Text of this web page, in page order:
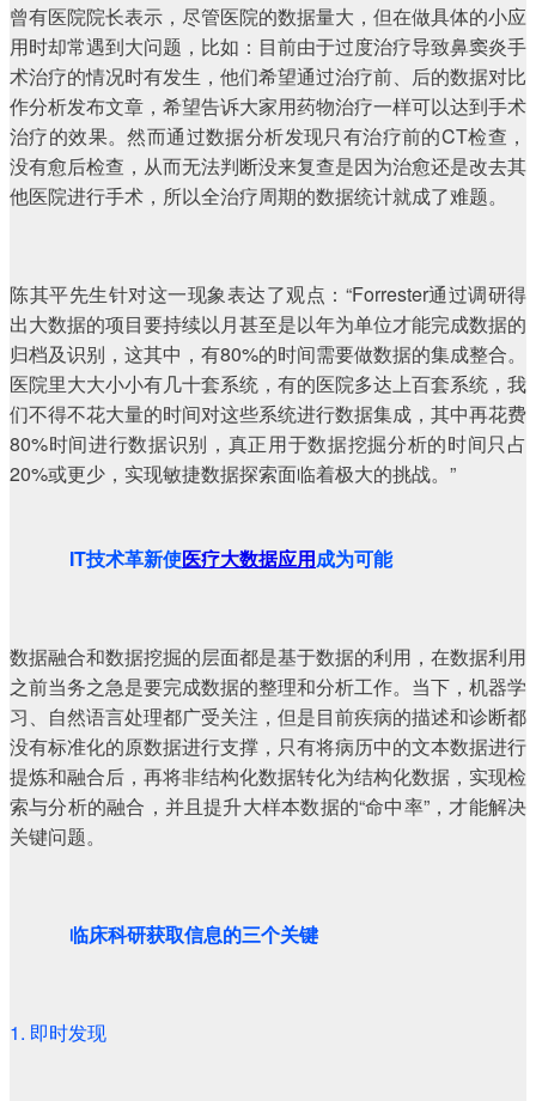
曾有医院院长表示，尽管医院的数据量大，但在做具体的小应
用时却常遇到大问题，比如：目前由于过度治疗导致鼻窦炎手
术治疗的情况时有发生，他们希望通过治疗前、后的数据对比
作分析发布文章，希望告诉大家用药物治疗一样可以达到手术
治疗的效果。然而通过数据分析发现只有治疗前的CT检查，
没有愈后检查，从而无法判断没来复查是因为治愈还是改去其
他医院进行手术，所以全治疗周期的数据统计就成了难题。
陈其平先生针对这一现象表达了观点：“Forrester通过调研得
出大数据的项目要持续以月甚至是以年为单位才能完成数据的
归档及识别，这其中，有80%的时间需要做数据的集成整合。
医院里大大小小有几十套系统，有的医院多达上百套系统，我
们不得不花大量的时间对这些系统进行数据集成，其中再花费
80%时间进行数据识别，真正用于数据挖掘分析的时间只占
20%或更少，实现敏捷数据探索面临着极大的挑战。”
IT技术革新使医疗大数据应用成为可能
数据融合和数据挖掘的层面都是基于数据的利用，在数据利用
之前当务之急是要完成数据的整理和分析工作。当下，机器学
习、自然语言处理都广受关注，但是目前疾病的描述和诊断都
没有标准化的原数据进行支撑，只有将病历中的文本数据进行
提炼和融合后，再将非结构化数据转化为结构化数据，实现检
索与分析的融合，并且提升大样本数据的“命中率”，才能解决
关键问题。
临床科研获取信息的三个关键
1. 即时发现